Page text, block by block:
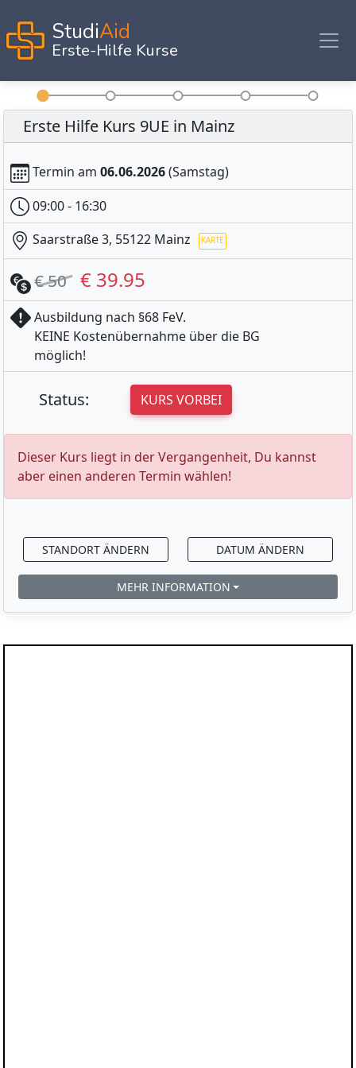
StudiAid
Erste-Hilfe Kurse
Erste Hilfe Kurs 9UE in Mainz
Termin am 06.06.2026(Samstag)
09:00 - 16:30
Saarstraße 3, 55122 Mainz
€ 50 € 39.95
Ausbildung nach §68 FeV.
KEINE Kostenübernahme über die BG
möglich!
Status: KURS VORBEI
Dieser Kurs liegt in der Vergangenheit, Du kannst
aber einen anderen Termin wählen!
STANDORT ÄNDERN DATUM ÄNDERN
MEHR INFORMATION